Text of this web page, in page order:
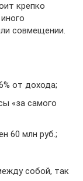
крепко
совмещении.
от дохода;
«за самого
60 млн руб.;
собой, так